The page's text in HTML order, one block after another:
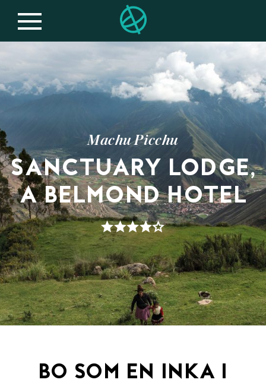
Machu Picchu
SANCTUARY LODGE,
A BELMOND HOTEL
BO SOM EN INKA I